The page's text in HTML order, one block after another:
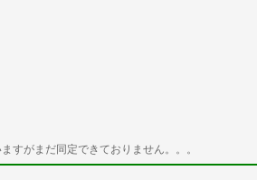
すがまだ同定できておりません。。。